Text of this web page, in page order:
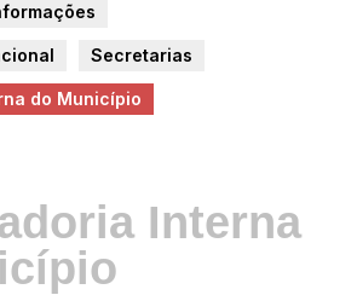
Secretarias
do Município
Interna